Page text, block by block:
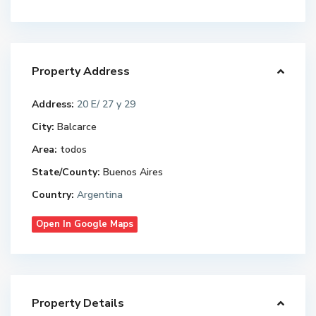
Property Address
Address: 20 E/ 27 y 29
City: Balcarce
Area: todos
State/County: Buenos Aires
Country: Argentina
Open In Google Maps
Property Details